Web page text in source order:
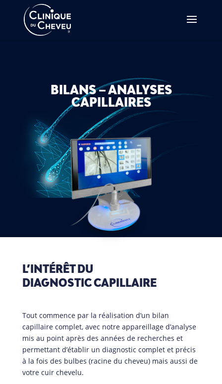
BILANS – ANALYSES
CAPILLAIRES
L’INTÉRÊT DU
DIAGNOSTIC CAPILLAIRE
Tout commence par la réalisation d’un bilan
capillaire complet, avec notre appareillage d’analyse
mis au point après des années de recherches et
permettant d’établir un diagnostic complet et précis
à la fois des bulbes (racine du cheveu) mais aussi de
votre cuir chevelu.